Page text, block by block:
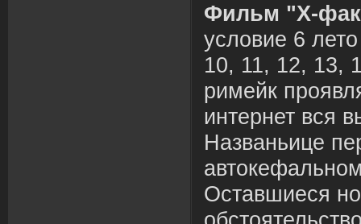
Фильм "Х-
условие 6
10, 11, 12, 13,
римейк
интернет вся
Названьице
Оставшиеся